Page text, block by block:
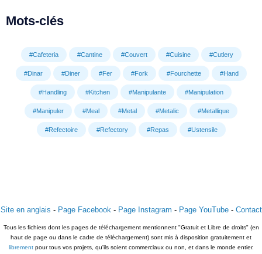
Mots-clés
#Cafeteria #Cantine #Couvert #Cuisine #Cutlery
#Dinar #Diner #Fer #Fork #Fourchette #Hand
#Handling #Kitchen #Manipulante #Manipulation
#Manipuler #Meal #Metal #Metalic #Metallique
#Refectoire #Refectory #Repas #Ustensile
Site en anglais - Page Facebook - Page Instagram - Page YouTube- Contact
Tous les fichiers dont les pages de téléchargement mentionnent "Gratuit et Libre de droits" (en
haut de page ou dans le cadre de téléchargement) sont mis à disposition gratuitement et
librementpour tous vos projets, qu'ils soient commerciaux ou non, et dans le monde entier.